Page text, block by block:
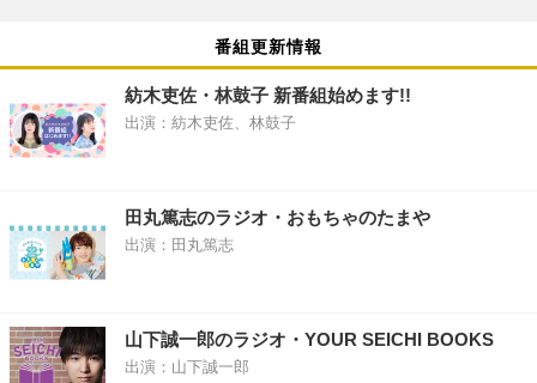
番組更新情報
紡木吏佐・林鼓子 新番組始めます!!
出演：紡木吏佐、林鼓子
田丸篤志のラジオ・おもちゃのたまや
出演：田丸篤志
山下誠一郎のラジオ・YOUR SEICHI BOOKS
出演：山下誠一郎